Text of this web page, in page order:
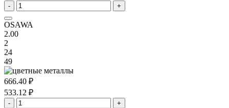
- +
OSAWA
2.00
2
24
49
666.40 ₽
533.12 ₽
- +